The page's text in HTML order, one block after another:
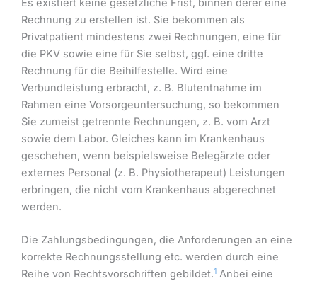
Es existiert keine gesetzliche Frist, binnen derer eine
Rechnung zu erstellen ist. Sie bekommen als
Privatpatient mindestens zwei Rechnungen, eine für
die PKV sowie eine für Sie selbst, ggf. eine dritte
Rechnung für die Beihilfestelle. Wird eine
Verbundleistung erbracht, z. B. Blutentnahme im
Rahmen eine Vorsorgeuntersuchung, so bekommen
Sie zumeist getrennte Rechnungen, z. B. vom Arzt
sowie dem Labor. Gleiches kann im Krankenhaus
geschehen, wenn beispielsweise Belegärzte oder
externes Personal (z. B. Physiotherapeut) Leistungen
erbringen, die nicht vom Krankenhaus abgerechnet
werden.
Die Zahlungsbedingungen, die Anforderungen an eine
korrekte Rechnungsstellung etc. werden durch eine
Reihe von Rechtsvorschriften gebildet.1 Anbei eine